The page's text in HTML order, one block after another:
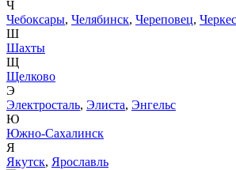
Ч
Чебоксары, Челябинск, Череповец,
Ш
Шахты
Щ
Щелково
Э
Электросталь, Элиста, Энгельс
Ю
Южно-Сахалинск
Я
Якутск, Ярославль